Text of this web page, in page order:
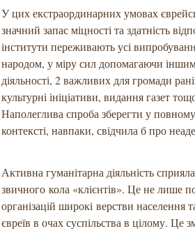
У цих екстраординарних умовах
значний запас міцності та здатність
інститути переживають усі
народом, у міру сил допомагаючи
діяльності, 2 важливих для громади
культурні ініціативи, видання газет
Наполеглива спроба зберегти у
контексті, навпаки, свідчила б про
Активна гуманітарна діяльність
звичного кола «клієнтів». Це не лише
організацій широкі верстви
євреїв в очах суспільства в цілому. Це